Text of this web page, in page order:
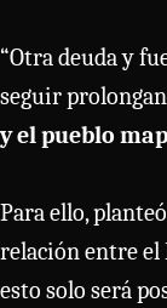
“Otra deuda y
seguir
y el pueblo
Para ello,
relación entre el
esto solo será